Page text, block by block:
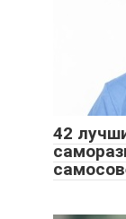
42